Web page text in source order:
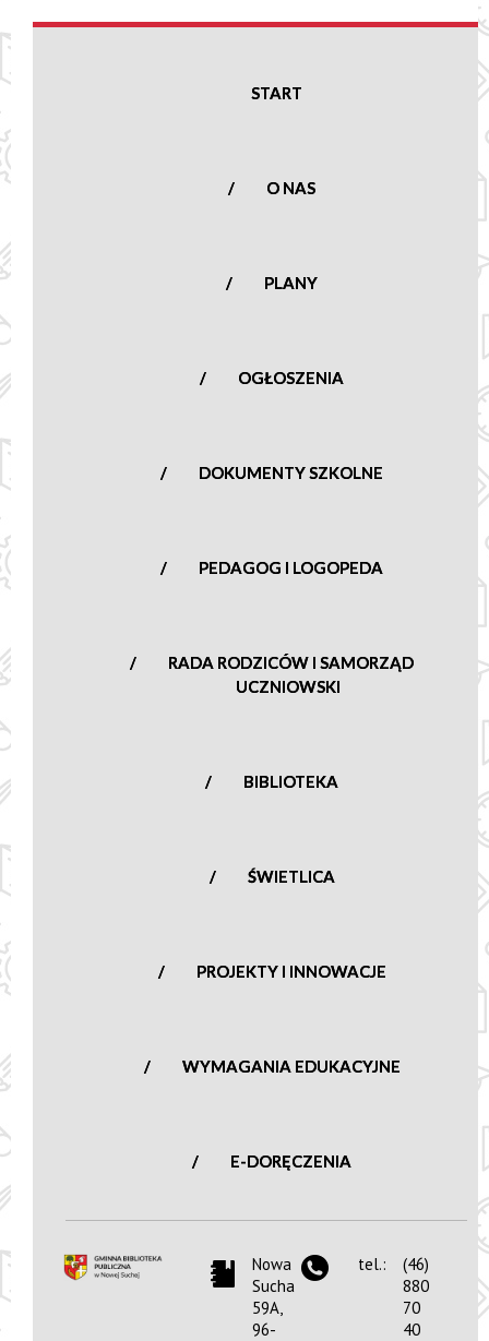
(46) 861 23
START
O NAS
PLANY
OGŁOSZENIA
DOKUMENTY SZKOLNE
PEDAGOG I LOGOPEDA
RADA RODZICÓW I SAMORZĄD
UCZNIOWSKI
BIBLIOTEKA
ŚWIETLICA
PROJEKTY I INNOWACJE
WYMAGANIA EDUKACYJNE
E-DORĘCZENIA
Nowa
Sucha
59A,
96-
tel.:
(46)
880
70
40